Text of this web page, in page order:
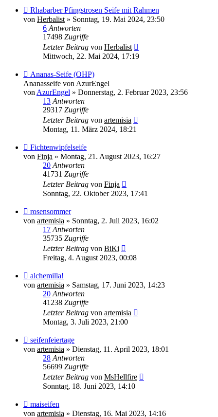
Rhabarber Pfingstrosen Seife mit Rahmen
von Herbalist » Sonntag, 19. Mai 2024, 23:50
6 Antworten
17498 Zugriffe
Letzter Beitrag von Herbalist
Mittwoch, 22. Mai 2024, 17:19
Ananas-Seife (OHP)
Ananasseife von AzurEngel
von AzurEngel » Donnerstag, 2. Februar 2023, 23:56
13 Antworten
29317 Zugriffe
Letzter Beitrag von artemisia
Montag, 11. März 2024, 18:21
Fichtenwipfelseife
von Finja » Montag, 21. August 2023, 16:27
20 Antworten
41731 Zugriffe
Letzter Beitrag von Finja
Sonntag, 22. Oktober 2023, 17:41
rosensommer
von artemisia » Sonntag, 2. Juli 2023, 16:02
17 Antworten
35735 Zugriffe
Letzter Beitrag von BiKi
Freitag, 4. August 2023, 00:08
alchemilla!
von artemisia » Samstag, 17. Juni 2023, 14:23
20 Antworten
41238 Zugriffe
Letzter Beitrag von artemisia
Montag, 3. Juli 2023, 21:00
seifenfeiertage
von artemisia » Dienstag, 11. April 2023, 18:01
28 Antworten
56699 Zugriffe
Letzter Beitrag von MsHellfire
Sonntag, 18. Juni 2023, 14:10
maiseifen
von artemisia » Dienstag, 16. Mai 2023, 14:16